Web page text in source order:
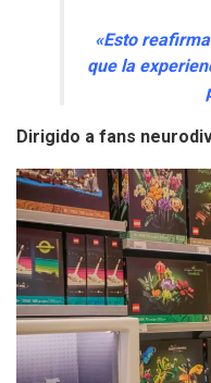
«Esto
que la
Dirigido a fans